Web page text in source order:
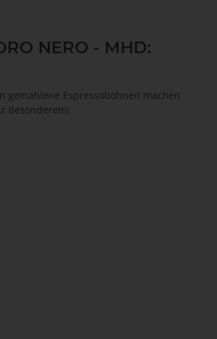
NERO - MHD:
gemahlene Espressobohnen machen
Besonderem!